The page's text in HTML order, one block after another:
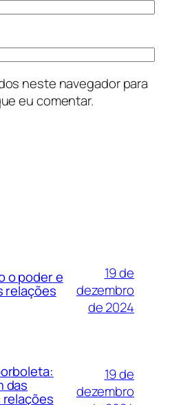
neste navegador para
eu comentar.
o poder e
relações
19 de
dezembro
de 2024
das
relações
19 de
dezembro